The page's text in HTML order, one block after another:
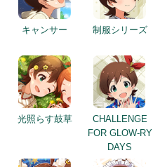
キャンサー 制服シリーズ
光照らす鼓草
CHALLENGE
FOR GLOW-RY
DAYS